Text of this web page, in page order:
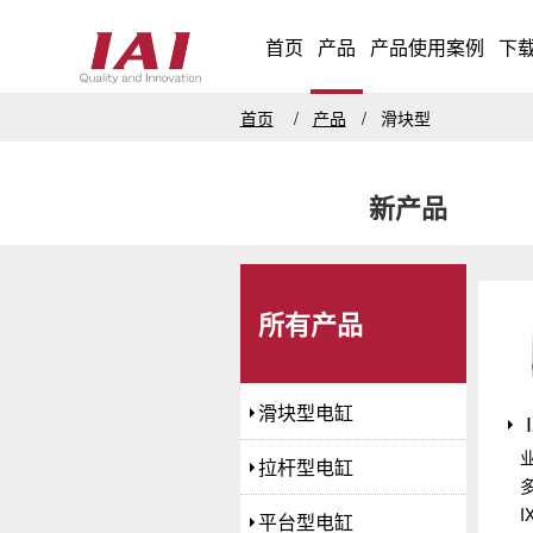
首页 产品 产品使用案例 下
首页 产品 滑块型
新产品
所有产品
滑块型电缸
拉杆型电缸
平台型电缸